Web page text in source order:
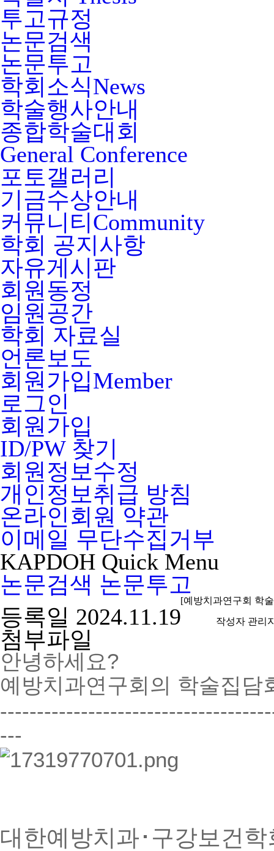
투고규정
논문검색
논문투고
학회소식News
학술행사안내
종합학술대회
General Conference
포토갤러리
기금수상안내
커뮤니티Community
학회 공지사항
자유게시판
회원동정
임원공간
학회 자료실
언론보도
회원가입Member
로그인
회원가입
ID/PW 찾기
회원정보수정
개인정보취급 방침
온라인회원 약관
이메일 무단수집거부
KAPDOH Quick Menu
논문검색 논문투고
[예방치과연구회 학
등록일 2024.11.19 작성자 관리
첨부파일
안녕하세요?
예방치과연구회의 학술집담
-----------------------------------
---
대한예방치과･구강보건